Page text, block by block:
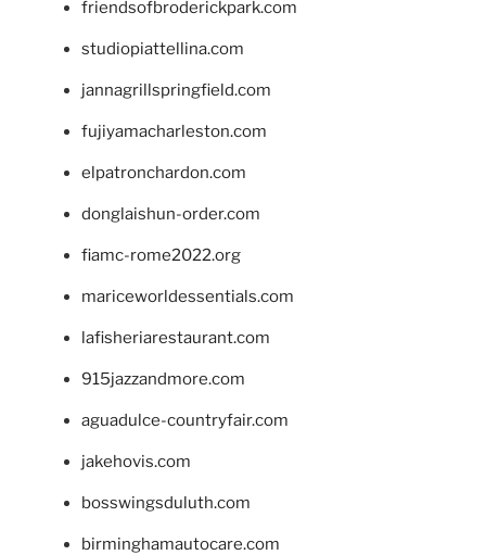
friendsofbroderickpark.com
studiopiattellina.com
jannagrillspringfield.com
fujiyamacharleston.com
elpatronchardon.com
donglaishun-order.com
fiamc-rome2022.org
mariceworldessentials.com
lafisheriarestaurant.com
915jazzandmore.com
aguadulce-countryfair.com
jakehovis.com
bosswingsduluth.com
birminghamautocare.com